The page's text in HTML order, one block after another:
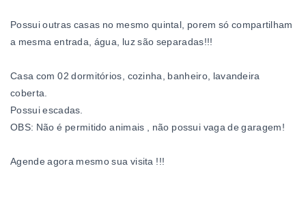
Possui outras casas no mesmo quintal, porem só compartilham
a mesma entrada, água, luz são separadas!!!
Casa com 02 dormitórios, cozinha, banheiro, lavandeira
coberta.
Possui escadas.
OBS: Não é permitido animais , não possui vaga de garagem!
Agende agora mesmo sua visita !!!